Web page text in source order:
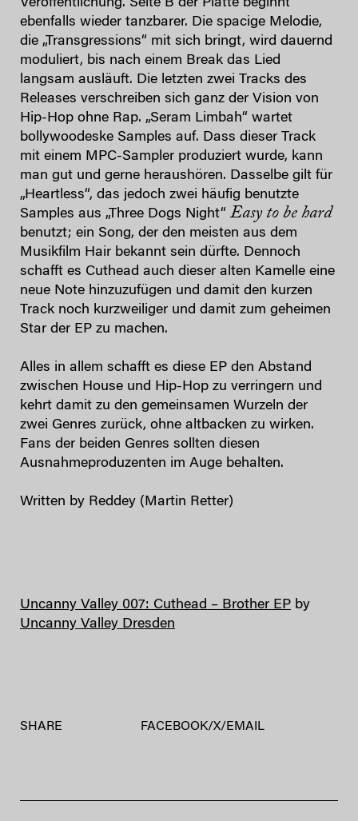
Veröffentlichung. Seite B der Platte beginnt
ebenfalls wieder tanzbarer. Die spacige Melodie,
die „Transgressions“ mit sich bringt, wird dauernd
moduliert, bis nach einem Break das Lied
langsam ausläuft. Die letzten zwei Tracks des
Releases verschreiben sich ganz der Vision von
Hip-Hop ohne Rap. „Seram Limbah“ wartet
bollywoodeske Samples auf. Dass dieser Track
mit einem MPC-Sampler produziert wurde, kann
man gut und gerne heraushören. Dasselbe gilt für
„Heartless“, das jedoch zwei häufig benutzte
Samples aus „Three Dogs Night“ Easy to be hard
benutzt; ein Song, der den meisten aus dem
Musikfilm Hair bekannt sein dürfte. Dennoch
schafft es Cuthead auch dieser alten Kamelle eine
neue Note hinzuzufügen und damit den kurzen
Track noch kurzweiliger und damit zum geheimen
Star der EP zu machen.
Alles in allem schafft es diese EP den Abstand
zwischen House und Hip-Hop zu verringern und
kehrt damit zu den gemeinsamen Wurzeln der
zwei Genres zurück, ohne altbacken zu wirken.
Fans der beiden Genres sollten diesen
Ausnahmeproduzenten im Auge behalten.
Written by Reddey (Martin Retter)
Uncanny Valley 007: Cuthead – Brother EP by
Uncanny Valley Dresden
SHARE FACEBOOK/X/ EMAIL